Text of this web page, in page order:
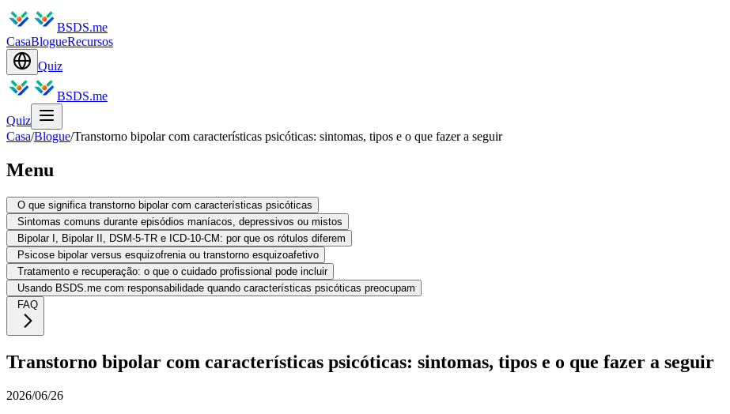
BSDS.me
CasaBlogueRecursos
Quiz
BSDS.me
Quiz
Casa/Blogue/Transtorno bipolar com características psicóticas: sintomas, tipos e o que fazer a seguir
Menu
O que significa transtorno bipolar com características psicóticas
Sintomas comuns durante episódios maníacos, depressivos ou mistos
Bipolar I, Bipolar II, DSM-5-TR e ICD-10-CM: por que os rótulos diferem
Psicose bipolar versus esquizofrenia ou transtorno esquizoafetivo
Tratamento e recuperação: o que o cuidado profissional pode incluir
Usando BSDS.me com responsabilidade quando características psicóticas preocupam
FAQ
Transtorno bipolar com características psicóticas: sintomas, tipos e o que fazer a seguir
2026/06/26